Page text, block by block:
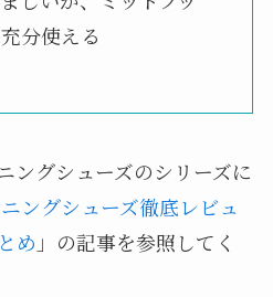
分使える
ングシューズのシリーズに
ングシューズ徹底レビュ
め 」の記事を参照してく